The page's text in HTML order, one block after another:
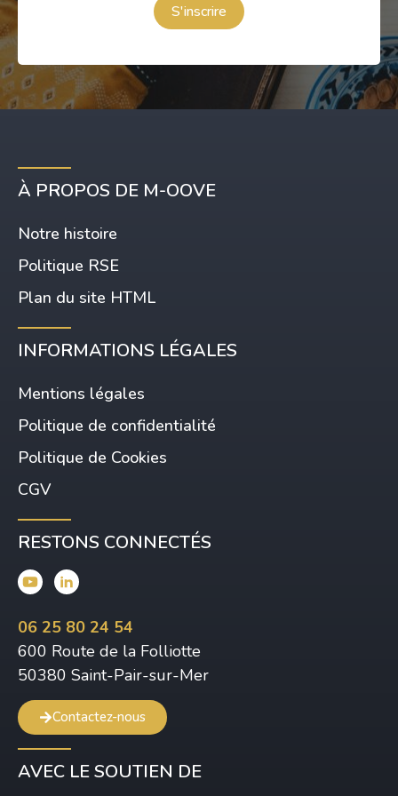
S'inscrire
À PROPOS DE M-OOVE
Notre histoire
Politique RSE
Plan du site HTML
INFORMATIONS LÉGALES
Mentions légales
Politique de confidentialité
Politique de Cookies
CGV
RESTONS CONNECTÉS
06 25 80 24 54
600 Route de la Folliotte
50380 Saint-Pair-sur-Mer
Contactez-nous
AVEC LE SOUTIEN DE